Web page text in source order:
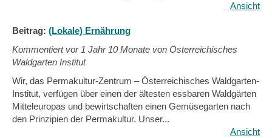
Ansicht
Beitrag: (Lokale) Ernährung
Kommentiert vor 1 Jahr 10 Monate von Österreichisches
Waldgarten Institut
Wir, das Permakultur-Zentrum – Österreichisches Waldgarten-
Institut, verfügen über einen der ältesten essbaren Waldgärten
Mitteleuropas und bewirtschaften einen Gemüsegarten nach
den Prinzipien der Permakultur. Unser...
Ansicht